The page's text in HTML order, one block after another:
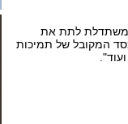
משתדלת לתת את
המקובל של תמיכות